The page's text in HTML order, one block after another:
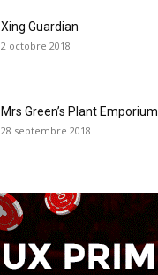
Xing Guardian
2 octobre 2018
Mrs Green’s Plant Emporium
28 septembre 2018